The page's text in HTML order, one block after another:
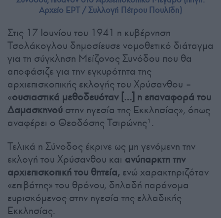
Αρχείο ΕΡΤ / Συλλογή Πέτρου Πουλίδη)
Στις 17 Ιουνίου του 1941 η κυβέρνηση
Τσολάκογλου δημοσίευσε νομοθετικό διάταγμα
για τη σύγκληση Μείζονος Συνόδου που θα
αποφάσιζε για την εγκυρότητα της
αρχιεπισκοπικής εκλογής του Χρύσανθου –
«ουσιαστικά μεθοδευόταν […] η επαναφορά του
Δαμασκηνού στην ηγεσία της Εκκλησίας», όπως
αναφέρει ο Θεοδόσης Τσιρώνης¹.
Τελικά η Σύνοδος έκρινε ως μη γενόμενη την
εκλογή του Χρύσανθου και ανύπαρκτη την
αρχιεπισκοπική του θητεία, ενώ χαρακτηριζόταν
«επιβάτης» του θρόνου, δηλαδή παράνομα
ευρισκόμενος στην ηγεσία της ελλαδικής
Εκκλησίας.